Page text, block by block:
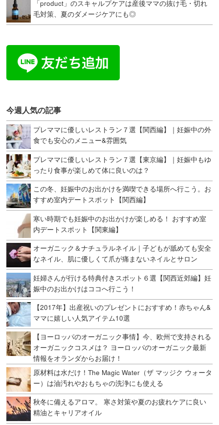
「product」のスキャルプケアは産後ママの抜け毛・切れ
毛対策、夏のダメージケアにも◎
今週人気の記事
プレママに優しいレストラン７選【関西編】｜妊娠中の外
食でも安心のメニュー&雰囲気
プレママに優しいレストラン７選【東京編】｜妊娠中もゆ
ったり食事が楽しめて体に良いのは？
この冬、妊娠中のお出かけを満喫できる場所へ行こう。お
すすめ室内デートスポット【関西編】
寒い時期でも妊娠中のお出かけが楽しめる！ おすすめ室
内デートスポット【関東編】
オーガニック＆ナチュラルネイル｜子どもが舐めても安全
なネイル、肌に優しくて爪が痛まないネイルとサロン
妊婦さんが行ける特典付きスポット６選【関西近郊編】妊
娠中のお出かけはココへ行こう！
【2017年】出産祝いのプレゼントにおすすめ！赤ちゃん&
ママに嬉しい人気アイテム10選
【ヨーロッパのオーガニック事情】今、欧州で支持される
オーガニックコスメは？ ヨーロッパのオーガニック最新
情報をオランダからお届け！
原材料は水だけ！The Magic Water（ザ マッジク ウォータ
ー）は油汚れやおもちゃの洗浄にも使える
秋冬に備えるアロマ。 寒さ対策や夏のお疲れケアに良い
精油とキャリアオイル